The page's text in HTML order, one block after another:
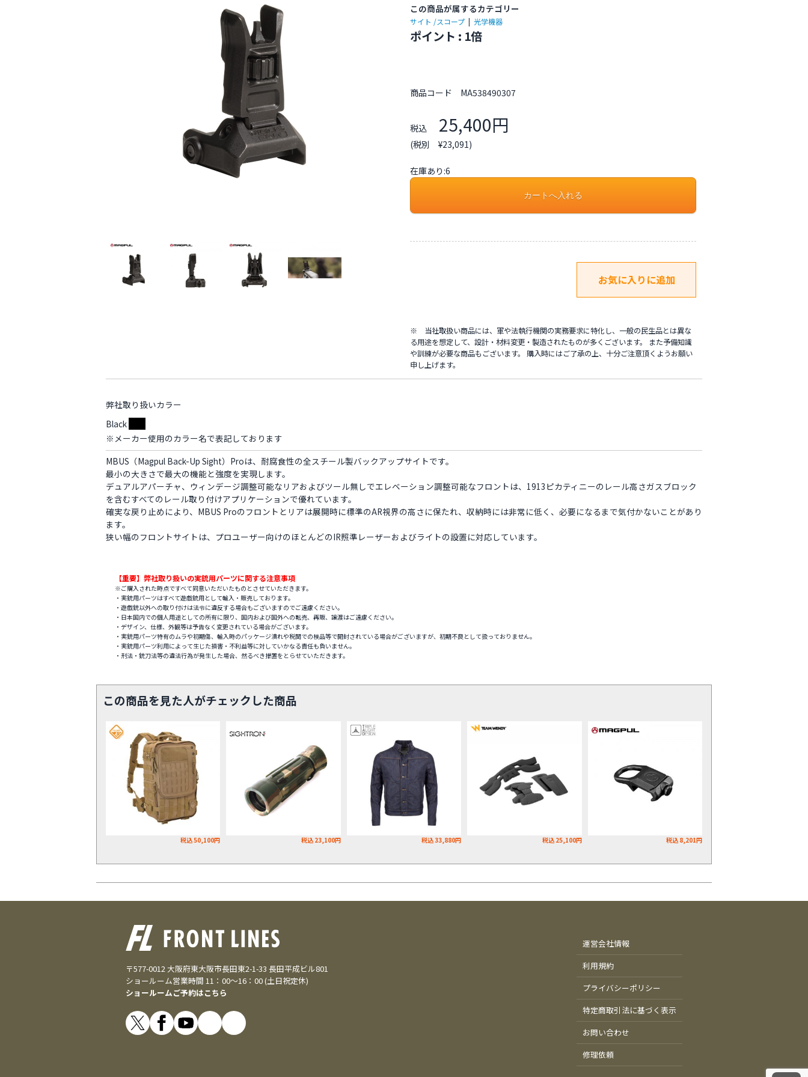
この商品が属するカテゴリー
サイト /スコープ 光学機器
ポイント : 1倍
商品コード MA538490307
税込 25,400円
(税別 ¥23,091)
在庫あり:6
※ 当社取扱い商品には、軍や法執行機関の実務要求に特化し、一般の民生品とは異な
る用途を想定して、設計・材料変更・製造されたものが多くございます。 また予備知識
や訓練が必要な商品もございます。 購入時にはご了承の上、十分ご注意頂くようお願い
申し上げます。
弊社取り扱いカラー
Black
※メーカー使用のカラー名で表記しております
MBUS（Magpul Back-Up Sight）Proは、耐腐食性の全スチール製バックアップサイトです。
最小の大きさで最大の機能と強度を実現します。
デュアルアパーチャ、ウィンデージ調整可能なリアおよびツール無しでエレベーション調整可能なフロントは、1913ピカティニーのレール高さガスブロック
を含むすべてのレール取り付けアプリケーションで優れています。
確実な戻り止めにより、MBUS Proのフロントとリアは展開時に標準のAR視界の高さに保たれ、収納時には非常に低く、必要になるまで気付かないことがあり
ます。
狭い幅のフロントサイトは、プロユーザー向けのほとんどのIR照準レーザーおよびライトの設置に対応しています。
【重要】弊社取り扱いの実銃用パーツに関する注意事項
※ご購入された時点ですべて同意いただいたものとさせていただきます。
・実銃用パーツはすべて遊戯銃用として輸入・販売しております。
・遊戯銃以外への取り付けは法令に違反する場合もございますのでご遠慮ください。
・日本国内での個人用途としての所有に限り、国内および国外への転売、再販、譲渡はご遠慮ください。
・デザイン、仕様、外観等は予告なく変更されている場合がございます。
・実銃用パーツ特有のムラや初期傷、輸入時のパッケージ潰れや税関での検品等で開封されている場合がございますが、初期不良として扱っておりません。
・実銃用パーツ利用によって生じた損害・不利益等に対していかなる責任も負いません。
・刑法・銃刀法等の違法行為が発生した場合、然るべき措置をとらせていただきます。
この商品を見た人がチェックした商品
税込 50,100円 税込 23,100円 税込 33,880円 税込 25,100円 税込 8,201円
〒577-0012 大阪府東大阪市長田東2-1-33 長田平成ビル801
ショールーム営業時間 11：00～16：00 (土日祝定休)
ショールームご予約はこちら
運営会社情報
利用規約
プライバシーポリシー
特定商取引法に基づく表示
お問い合わせ
修理依頼